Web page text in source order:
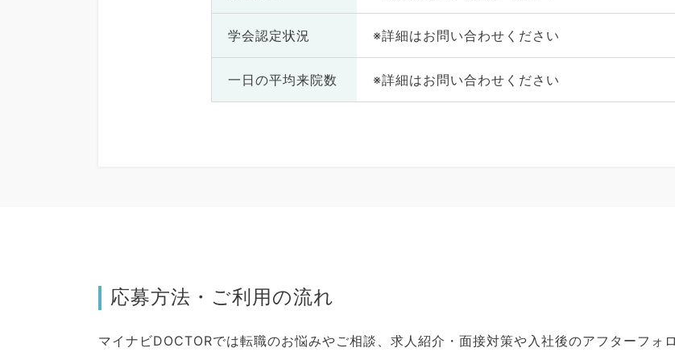
学会認定状況 ※詳細はお問い合わせください
一日の平均来院数 ※詳細はお問い合わせください
応募方法・ご利用の流れ
マイナビDOCTORでは転職のお悩みやご相談、求人紹介・面接対策や入社後のアフターフォ